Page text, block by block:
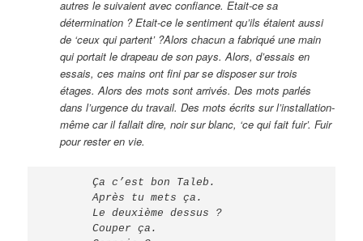
autres le suivaient avec confiance. Etait-ce sa
détermination ? Etait-ce le sentiment qu’ils étaient aussi
de ‘ceux qui partent’ ?Alors chacun a fabriqué une main
qui portait le drapeau de son pays. Alors, d’essais en
essais, ces mains ont fini par se disposer sur trois
étages. Alors des mots sont arrivés. Des mots parlés
dans l’urgence du travail. Des mots écrits sur l’installation-
même car il fallait dire, noir sur blanc, ‘ce qui fait fuir’. Fuir
pour rester en vie.